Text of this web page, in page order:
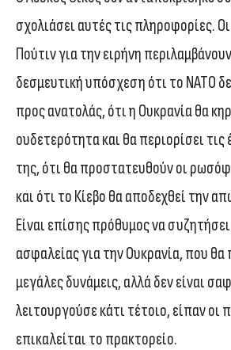
σχολιάσει αυτές τις πληροφορίες.
Πούτιν για την ειρήνη
δεσμευτική υπόσχεση ότι το ΝΑΤΟ
προς ανατολάς, ότι η Ουκρανία θα
ουδετερότητα και θα περιορίσει τις
της, ότι θα προστατευθούν οι
και ότι το Κίεβο θα αποδεχθεί την
Είναι επίσης πρόθυμος να
ασφαλείας για την Ουκρανία, που θα
μεγάλες δυνάμεις, αλλά δεν είναι
λειτουργούσε κάτι τέτοιο, είπαν οι
επικαλείται το πρακτορείο.